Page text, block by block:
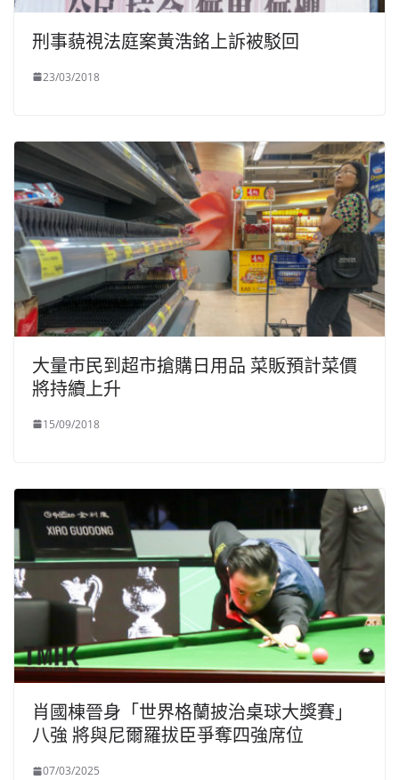
刑事藐視法庭案黃浩銘上訴被駁回
23/03/2018
大量市民到超市搶購日用品 菜販預計菜價
將持續上升
15/09/2018
肖國棟晉身「世界格蘭披治桌球大獎賽」
八強 將與尼爾羅拔臣爭奪四強席位
07/03/2025